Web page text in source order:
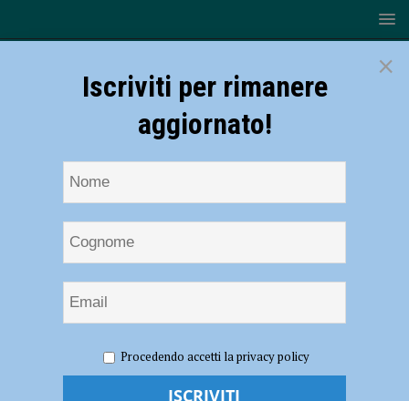
Confesercenti fa tappa a Gragnano all’attività “Le Fornarine”: 20 anni
di lavoro e amicizia – AUDIO
×
Iscriviti per rimanere
aggiornato!
Procedendo accetti la privacy policy